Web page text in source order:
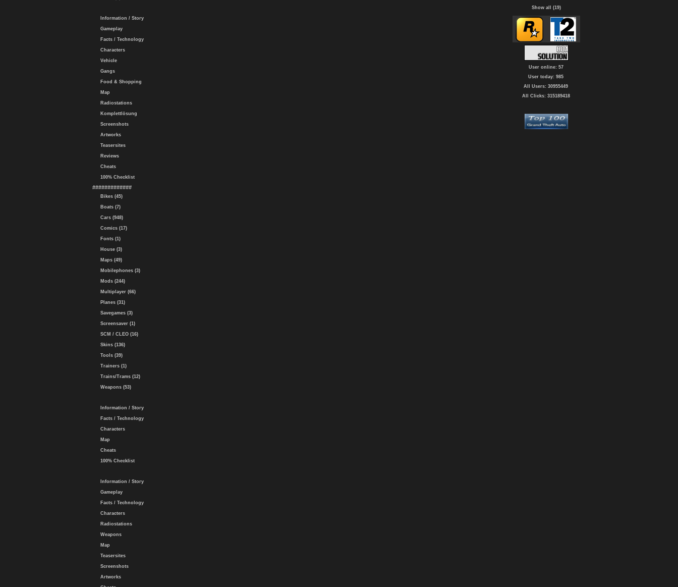
Information / Story
Gameplay
Facts / Technology
Characters
Vehicle
Gangs
Food & Shopping
Map
Radiostations
Komplettlösung
Screenshots
Artworks
Teasersites
Reviews
Cheats
100% Checklist
#############
Bikes (45)
Boats (7)
Cars (948)
Comics (17)
Fonts (1)
House (3)
Maps (49)
Mobilephones (3)
Mods (244)
Multiplayer (66)
Planes (31)
Savegames (3)
Screensaver (1)
SCM / CLEO (16)
Skins (136)
Tools (39)
Trainers (1)
Trains/Trams (12)
Weapons (53)
Information / Story
Facts / Technology
Characters
Map
Cheats
100% Checklist
Information / Story
Gameplay
Facts / Technology
Characters
Radiostations
Weapons
Map
Teasersites
Screenshots
Artworks
Show all (19)
User online: 57
User today: 985
All Users: 30955449
All Clicks: 315189418